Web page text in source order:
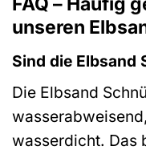
unseren
Sind die Elbsand
Die Elbsand
wasserdicht. Das